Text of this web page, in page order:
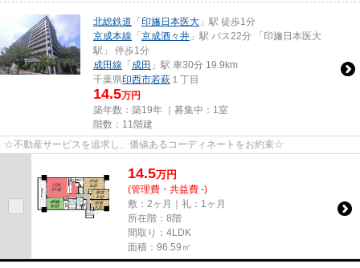
北総鉄道 「印旛日本医大 」駅 徒歩1分
京成本線 「京成酒々井 」駅 バス22分 「印旛日本医大
駅」 停歩1分
成田線 「成田 」駅 車30分 19.9km
千葉県印西市若萩 １丁目
14.5万円
築年数：築19年 ｜募集中： 1室
階数：11階建
☆不動産サービスを追求し、価値あるコーディネートをお約束☆
14.5万円
(管理費・共益費 -)
敷：2ヶ月｜礼：1ヶ月
所在階：8階
間取り：4LDK
面積：96.59㎡